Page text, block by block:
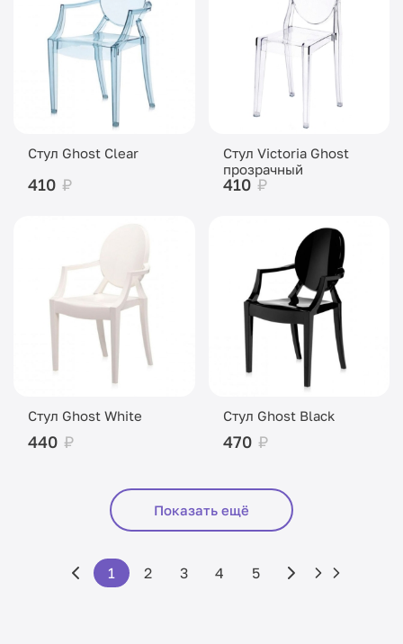
Стул Ghost Clear
410 ₽
Стул Victoria Ghost
прозрачный
410 ₽
Стул Ghost White
440 ₽
Стул Ghost Black
470 ₽
Показать ещё
1 2 3 4 5